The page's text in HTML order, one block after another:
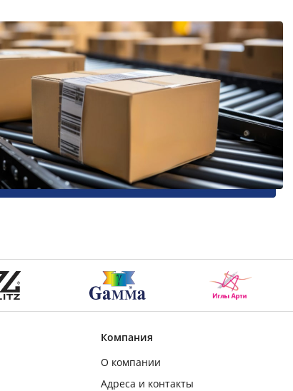
Компания
О компании
Адреса и контакты